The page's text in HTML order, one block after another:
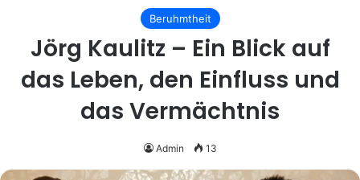
Beruhmtheit
Jörg Kaulitz – Ein Blick auf
das Leben, den Einfluss und
das Vermächtnis
Admin 13